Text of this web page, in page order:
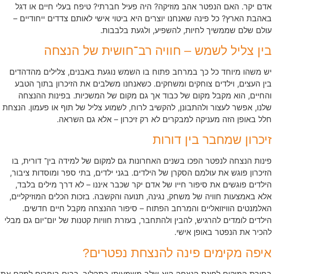
אדם יקר. האם הנפטר אהב מוזיקה? היה פעיל חברתי? טיפח בעלי חיים או דגל
באהבת הארץ? כל פינה שאנחנו יוצרים היא ביטוי אישי לאותם צדדים ייחודיים –
עולם שלם שממשיך לחיות, להשפיע, ולגעת בלבבות.
בין צליל לשמש – חוויה רב־חושית של הנצחה
יש משהו מיוחד כל כך במרחב פתוח בו השמש נוגעת באבנים, צלילים מהדהדים
בין העצים, וילדים צוחקים ומשחקים. כשאנחנו משלבים את הזיכרון בתוך הטבע
והחיים, הוא מקבל מקום של כבוד אך גם מקום של המשכיות. בפינות ההנצחה
שלנו, אפשר לעצור ולהתבונן, להקשיב לרוח, לשמוע צליל של תוף או פעמון. הנצחת
חלל באופן הזה מעניקה למבקרים לא רק זיכרון – אלא גם השראה.
זיכרון שמחבר בין דורות
פינות הנצחה לנפטר הפכו בשנים האחרונות גם למקום של למידה בין־ דורית, בו
הזיכרון פוגש את עולמם הסקרן של הילדים. בגני ילדים, בתי ספר ומוסדות ציבור,
הילדים פוגשים את סיפור חייו של אדם יקר שכבר איננו – לא דרך מילים בלבד,
אלא באמצעות חוויה של משחק, נגינה, תנועה והקשבה. בזכות הכלים המוזיקליים,
האלמנטים הוויזואליים והמרחב הפתוח – סיפור ההנצחה מקבל חיים חדשים.
הילדים לומדים להרגיש, להבין ולהתחבר, בעזרת חוויות קטנות של יום־יום גם מבלי
להכיר את הנפטר באופן אישי.
איפה מקימים פינה להנצחת נפטרים?